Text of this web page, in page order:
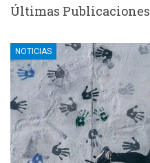
Últimas Publicaciones
NOTICIAS